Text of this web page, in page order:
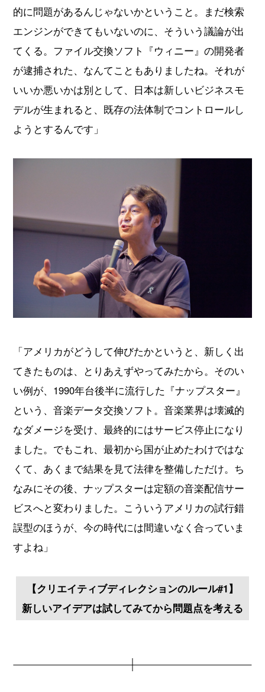
的に問題があるんじゃないかということ。まだ検索
エンジンができてもいないのに、そういう議論が出
てくる。ファイル交換ソフト『ウィニー』の開発者
が逮捕された、なんてこともありましたね。それが
いいか悪いかは別として、日本は新しいビジネスモ
デルが生まれると、既存の法体制でコントロールし
ようとするんです」
「アメリカがどうして伸びたかというと、新しく出
てきたものは、とりあえずやってみたから。そのい
い例が、1990年台後半に流行した『ナップスター』
という、音楽データ交換ソフト。音楽業界は壊滅的
なダメージを受け、最終的にはサービス停止になり
ました。でもこれ、最初から国が止めたわけではな
くて、あくまで結果を見て法律を整備しただけ。ち
なみにその後、ナップスターは定額の音楽配信サー
ビスへと変わりました。こういうアメリカの試行錯
誤型のほうが、今の時代には間違いなく合っていま
すよね」
【クリエイティブディレクションのルール#1】
新しいアイデアは試してみてから問題点を考える